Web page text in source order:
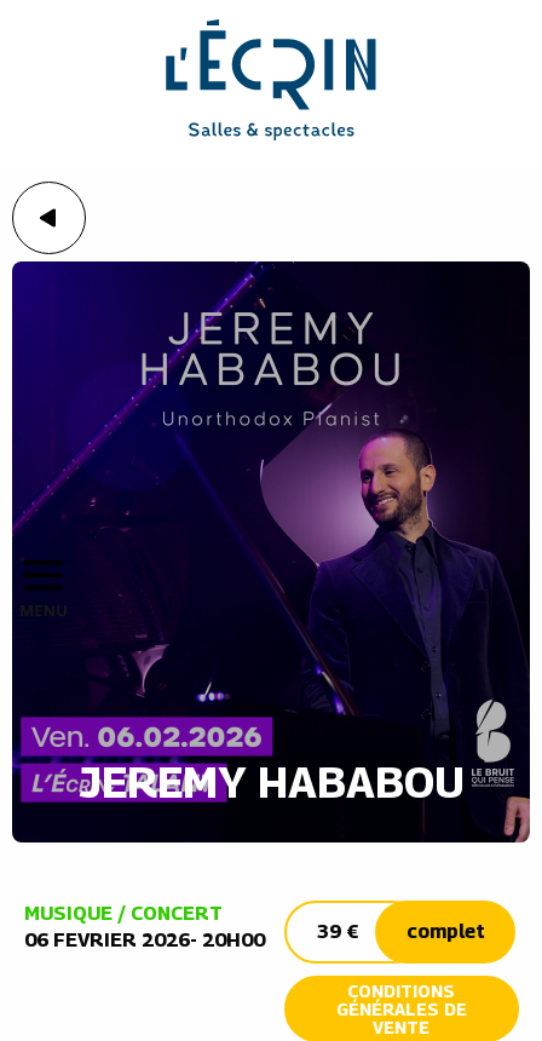
JEREMY HABABOU
MUSIQUE / CONCERT
06 FEVRIER 2026- 20H00
39 € complet
CONDITIONS
GÉNÉRALES DE
VENTE